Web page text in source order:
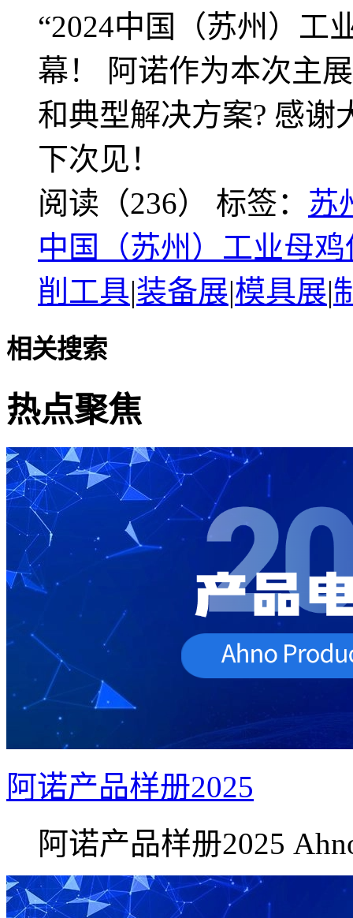
“2024中国（苏州）工
幕！ 阿诺作为本次主
和典型解决方案? 感谢
下次见！
阅读（236） 标签： 苏
中国（苏州）工业母
削工具|装备展|模具展|
相关搜索
热点聚焦
阿诺产品样册2025
阿诺产品样册2025